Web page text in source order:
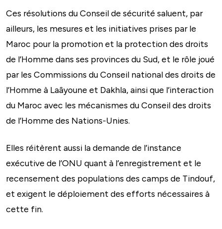
Ces résolutions du Conseil de sécurité saluent, par
ailleurs, les mesures et les initiatives prises par le
Maroc pour la promotion et la protection des droits
de l’Homme dans ses provinces du Sud, et le rôle joué
par les Commissions du Conseil national des droits de
l’Homme à Laâyoune et Dakhla, ainsi que l’interaction
du Maroc avec les mécanismes du Conseil des droits
de l’Homme des Nations-Unies.
Elles réitèrent aussi la demande de l’instance
exécutive de l’ONU quant à l’enregistrement et le
recensement des populations des camps de Tindouf,
et exigent le déploiement des efforts nécessaires à
cette fin.